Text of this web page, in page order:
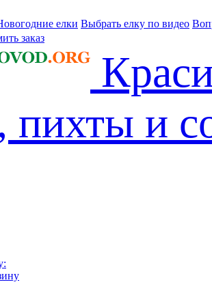
елки Выбрать елку по видео
заказ
пихты и